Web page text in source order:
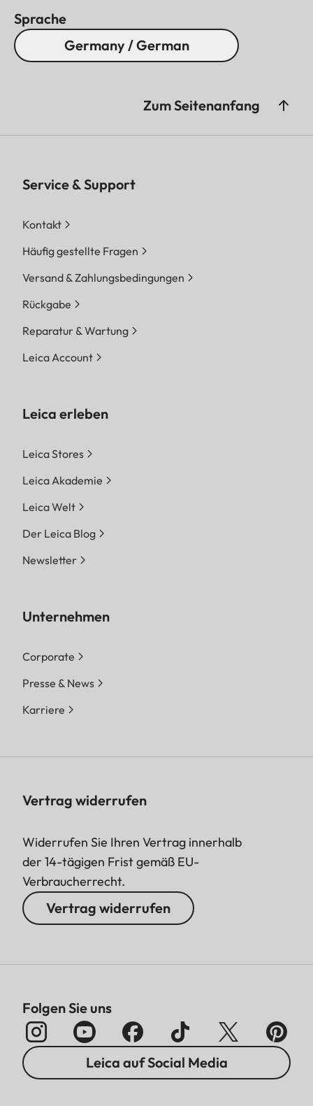
Sprache
Germany / German
Zum Seitenanfang
Service & Support
Kontakt
Häufig gestellte Fragen
Versand & Zahlungsbedingungen
Rückgabe
Reparatur & Wartung
Leica Account
Leica erleben
Leica Stores
Leica Akademie
Leica Welt
Der Leica Blog
Newsletter
Unternehmen
Corporate
Presse & News
Karriere
Vertrag widerrufen
Widerrufen Sie Ihren Vertrag innerhalb
der 14-tägigen Frist gemäß EU-
Verbraucherrecht.
Vertrag widerrufen
Folgen Sie uns
Leica auf Social Media